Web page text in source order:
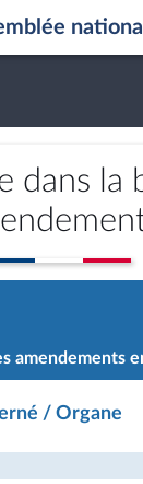
dans la
amendements
/ Organe